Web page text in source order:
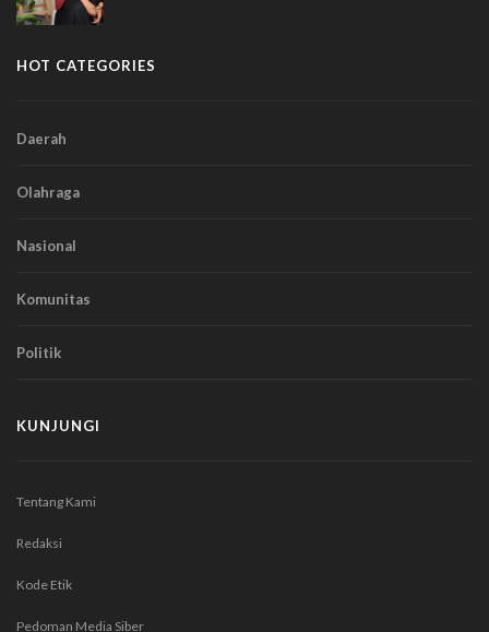
HOT CATEGORIES
Daerah
Olahraga
Nasional
Komunitas
Politik
KUNJUNGI
Tentang Kami
Redaksi
Kode Etik
Pedoman Media Siber